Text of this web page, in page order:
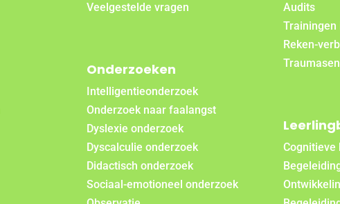
Veelgestelde vragen
Onderzoeken
Intelligentieonderzoek
Onderzoek naar faalangst
Dyslexie onderzoek
Dyscalculie onderzoek
Didactisch onderzoek
Sociaal-emotioneel onderzoek
Audits
Trainingen
Reken-
Cognitieve